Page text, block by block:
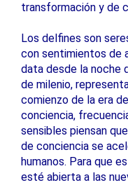
transformación y de
Los delfines son
con sentimientos de
data desde la noche
de milenio,
comienzo de la era
conciencia,
sensibles piensan
de conciencia se
humanos. Para que
esté abierta a las